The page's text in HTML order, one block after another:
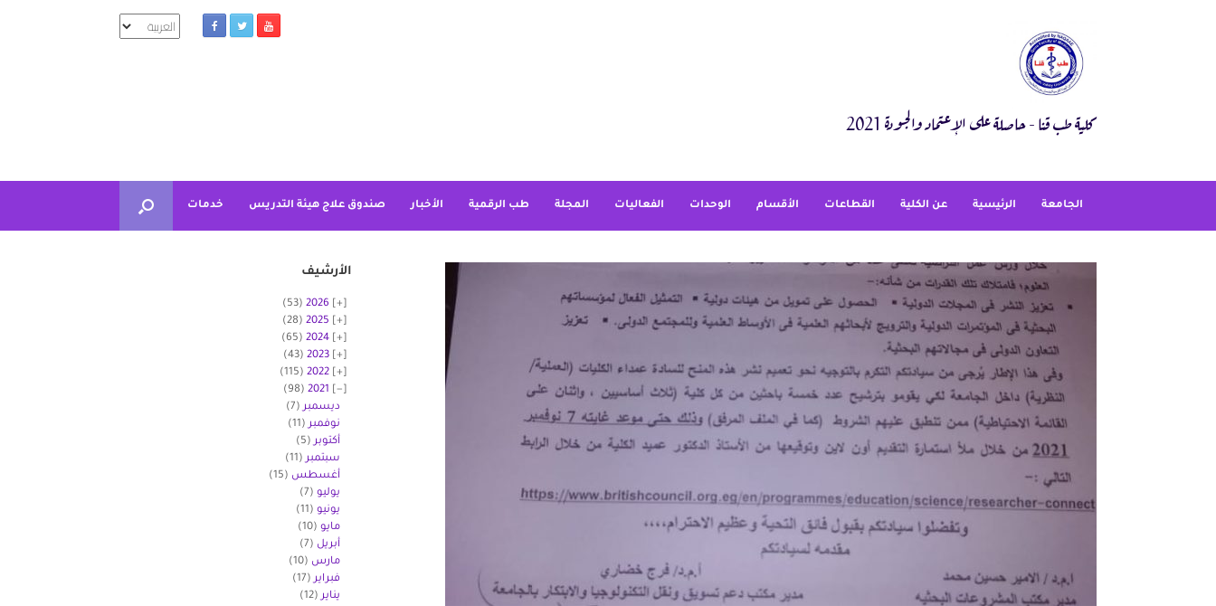
كلية طب قنا - حاصلة على الإعتماد والجودة 2021
اختر
لغة
الجامعة الرئيسية عن الكلية القطاعات الأقسام الوحدات الفعاليات المجلة طب الرقمية الأخبار صندوق علاج هيئة التدريس خدمات
الأرشيف
2026
(53)
2025
(28)
2024
(65)
2023
(43)
2022
(115)
2021
(98)
ديسمبر(7)
نوفمبر(11)
أكتوبر(5)
سبتمبر(11)
أغسطس (15)
يوليو (7)
يونيو (11)
مايو (10)
أبريل (7)
مارس (10)
فبراير(17)
يناير(12)